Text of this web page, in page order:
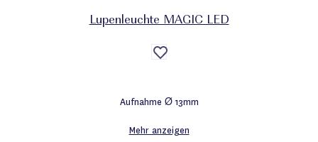
Lupenleuchte MAGIC LED
Auf
die
Aufnahme Ø 13mm
Mehr anzeigen